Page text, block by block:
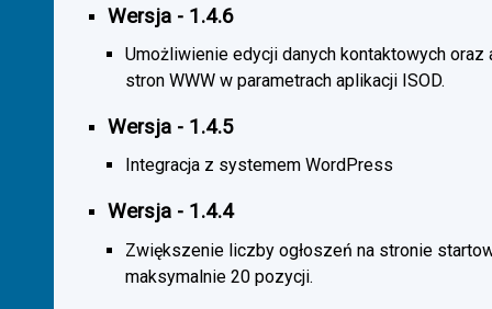
Wersja - 1.4.6
Umożliwienie edycji danych kontaktowych oraz
stron WWW w parametrach aplikacji ISOD.
Wersja - 1.4.5
Integracja z systemem WordPress
Wersja - 1.4.4
Zwiększenie liczby ogłoszeń na stronie
maksymalnie 20 pozycji.